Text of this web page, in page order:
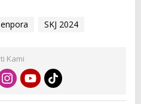
SKJ 2024
Kami